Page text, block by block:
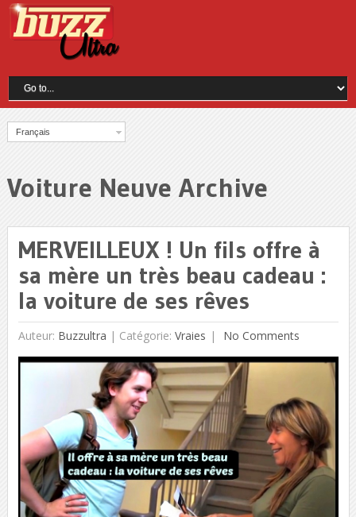
Français
Voiture Neuve Archive
MERVEILLEUX ! Un fils offre à
sa mère un très beau cadeau :
la voiture de ses rêves
Auteur: Buzzultra | Catégorie: Vraies No Comments